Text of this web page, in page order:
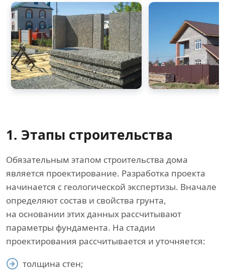
1. Этапы строительства
Обязательным этапом строительства дома
является проектирование. Разработка проекта
начинается с геологической экспертизы. Вначале
определяют состав и свойства грунта,
на основании этих данных рассчитывают
параметры фундамента. На стадии
проектирования рассчитывается и уточняется:
толщина стен;